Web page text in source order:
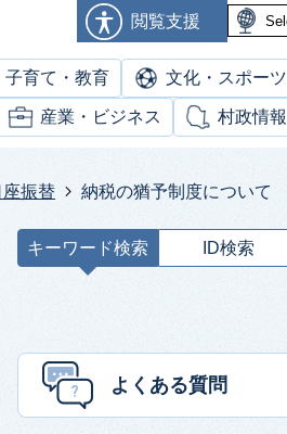
閲覧支援
子育て・教育 文化・スポーツ
産業・ビジネス 村政情報
振替 納税の猶予制度について
キーワード検索 ID検索
ー
よくある質問